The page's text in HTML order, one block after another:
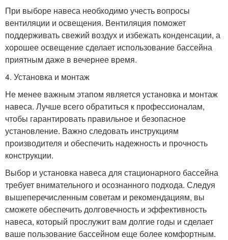
При выборе навеса необходимо учесть вопросы
вентиляции и освещения. Вентиляция поможет
поддерживать свежий воздух и избежать конденсации, а
хорошее освещение сделает использование бассейна
приятным даже в вечернее время.
4. Установка и монтаж
Не менее важным этапом является установка и монтаж
навеса. Лучше всего обратиться к профессионалам,
чтобы гарантировать правильное и безопасное
установление. Важно следовать инструкциям
производителя и обеспечить надежность и прочность
конструкции.
Выбор и установка навеса для стационарного бассейна
требует внимательного и осознанного подхода. Следуя
вышеперечисленным советам и рекомендациям, вы
сможете обеспечить долговечность и эффективность
навеса, который прослужит вам долгие годы и сделает
ваше пользование бассейном еще более комфортным.